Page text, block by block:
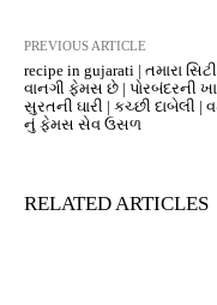
PREVIOUS ARTICLE
recipe in gujarati | તમારા
વાનગી ફેમસ છે | પોરબંદરની
સુરતની ઘારી | કચ્છી દાબેલી |
નું ફેમસ સેવ ઉસળ
RELATED ARTICLES